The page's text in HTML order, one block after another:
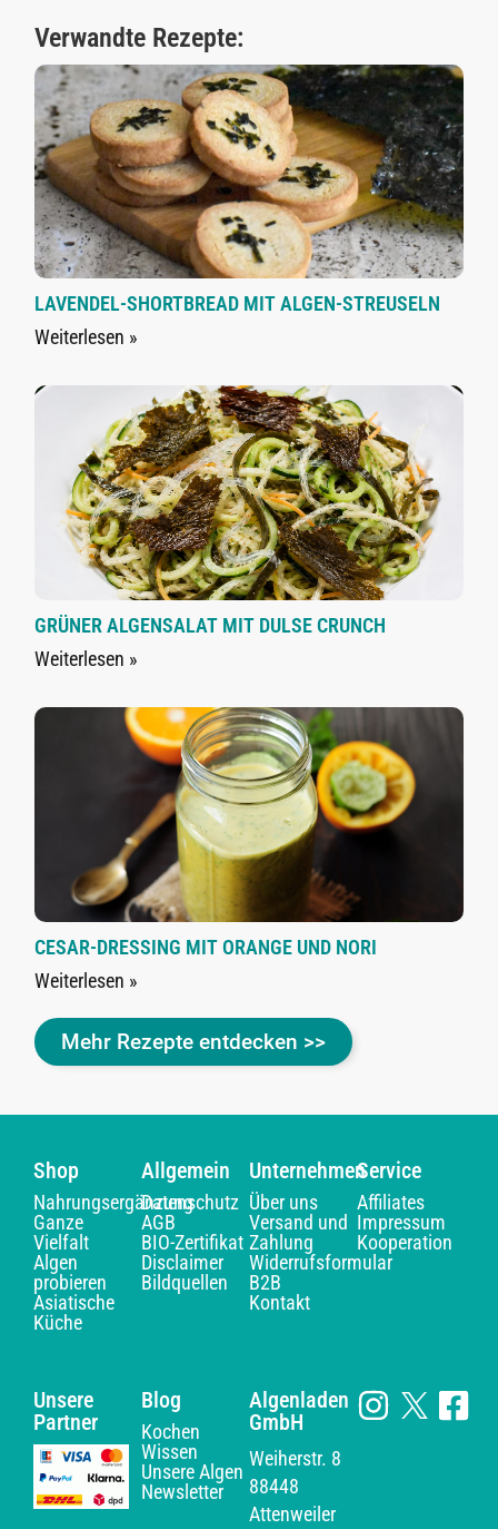
Verwandte Rezepte:
LAVENDEL-SHORTBREAD MIT ALGEN-STREUSELN
Weiterlesen »
GRÜNER ALGENSALAT MIT DULSE CRUNCH
Weiterlesen »
CESAR-DRESSING MIT ORANGE UND NORI
Weiterlesen »
Mehr Rezepte entdecken >>
Shop
Nahrungsergänzung
Ganze
Vielfalt
Algen
probieren
Asiatische
Küche
Allgemein
Datenschutz
AGB
BIO-Zertifikat
Disclaimer
Bildquellen
Unternehmen
Über uns
Versand und
Zahlung
Widerrufsformular
B2B
Kontakt
Service
Affiliates
Impressum
Kooperation
Unsere
Partner
Blog
Kochen
Wissen
Unsere Algen
Newsletter
Algenladen
GmbH
Weiherstr. 8
88448
Attenweiler